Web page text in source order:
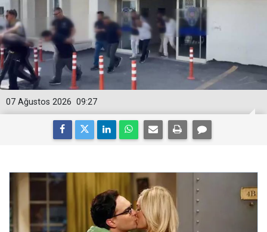
09:27
07 Ağustos 2026